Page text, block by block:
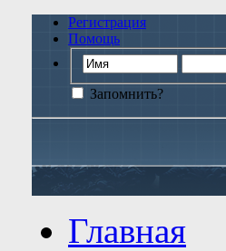
Регистрация
Помощь
Запомнить?
Главная